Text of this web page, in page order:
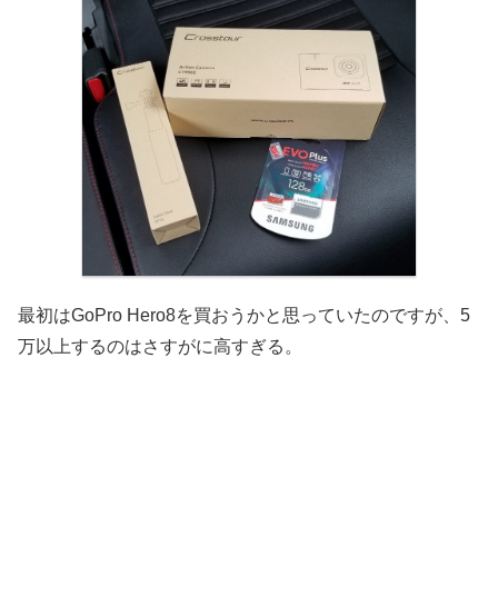
最初はGoPro Hero8を買おうかと思っていたのですが、5
万以上するのはさすがに高すぎる。